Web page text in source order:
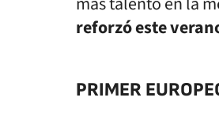
reforzó este
PRIMER